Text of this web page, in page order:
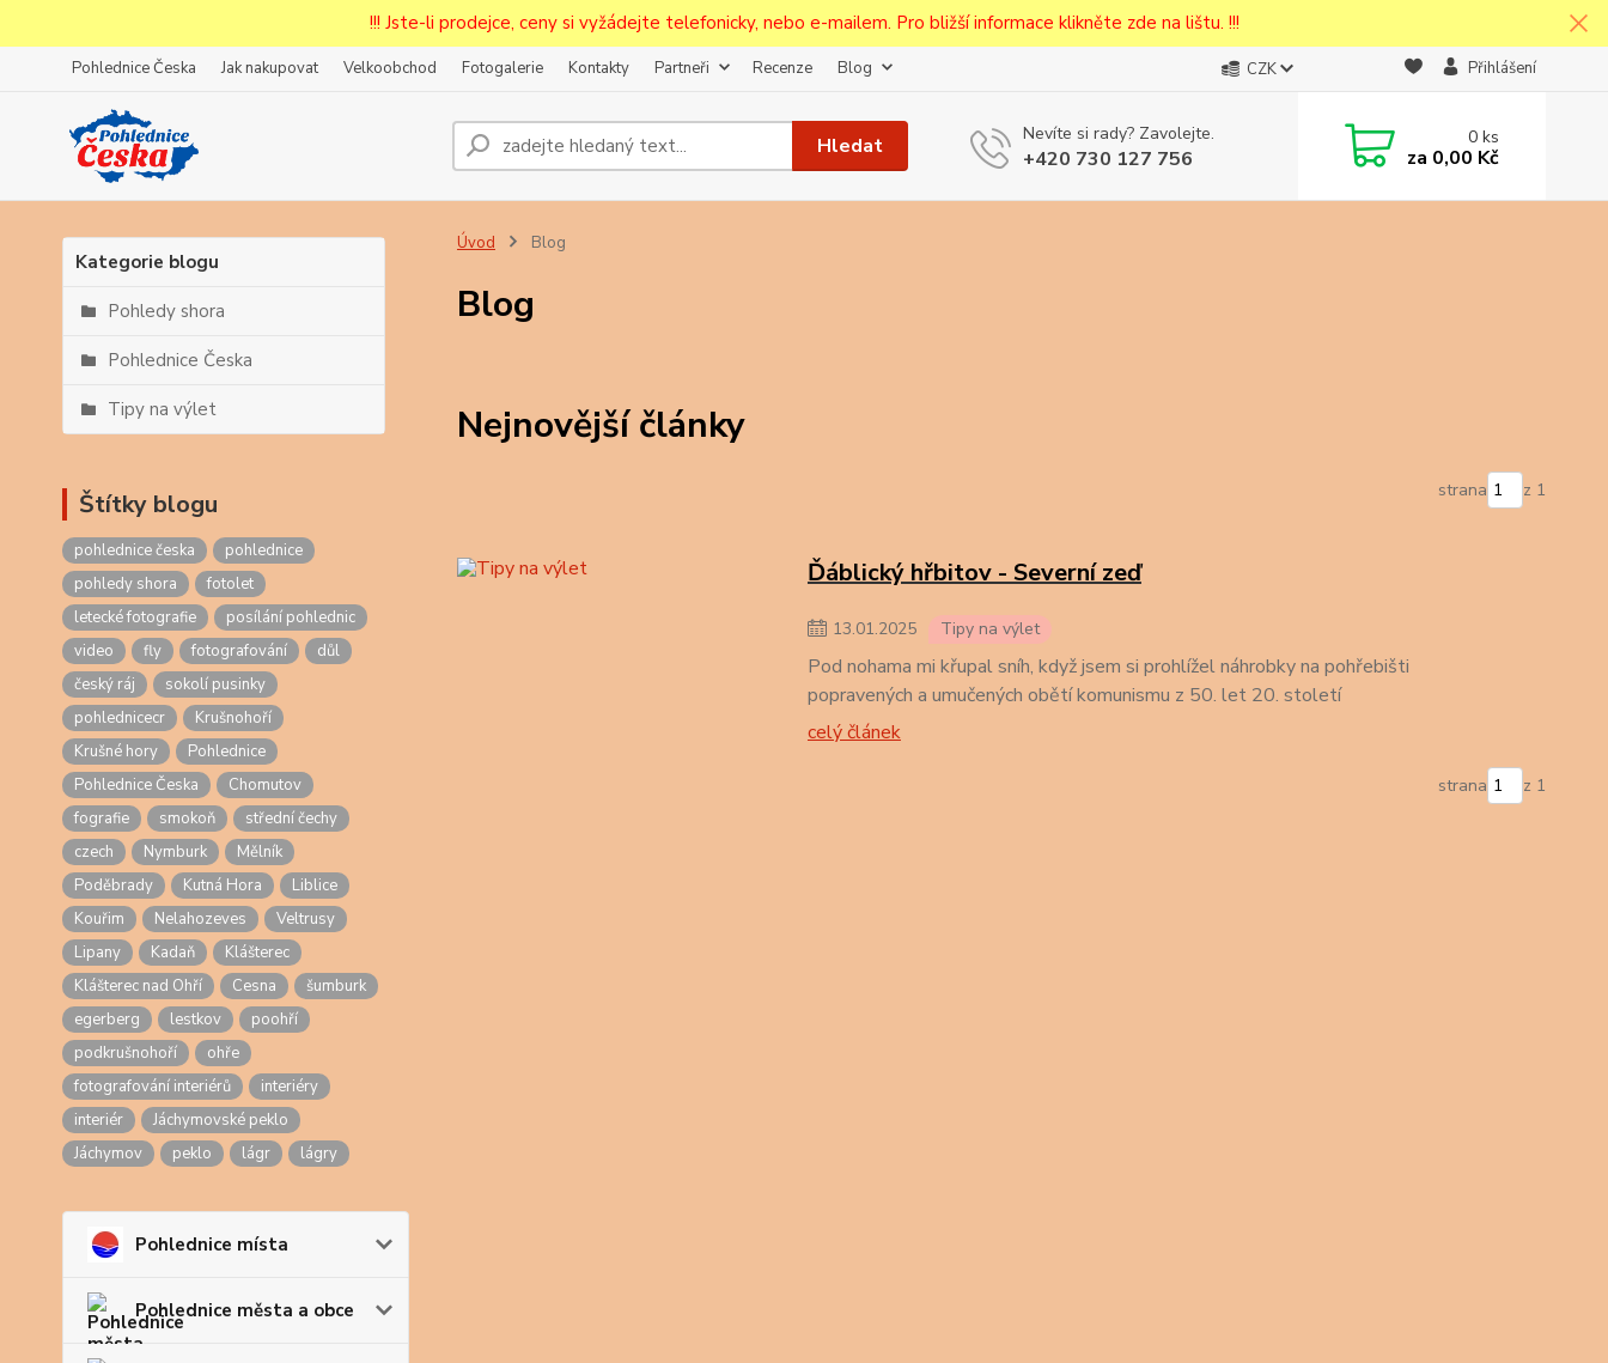
!!! Jste-li prodejce, ceny si vyžádejte telefonicky, nebo e-mailem. Pro bližší informace klikněte zde na lištu. !!!
Pohlednice Česka Jak nakupovat Velkoobchod Fotogalerie Kontakty Partneři Recenze Blog CZK Přihlášení
Hledat Nevíte si rady? Zavolejte.
+420 730 127 756
0ks
za 0,00 Kč
Kategorie blogu
Pohledy shora
Pohlednice Česka
Tipy na výlet
Štítky blogu
pohlednice česka
pohlednice
pohledy shora
fotolet
letecké fotografie
posílání pohlednic
video
fly fotografování
důl
český ráj
sokolí pusinky
pohlednicecr
Krušnohoří
Krušné hory
Pohlednice
Pohlednice Česka
Chomutov
fografie
smokoň
střední čechy
czech
Nymburk
Mělník
Poděbrady
Kutná Hora
Liblice
Kouřim
Nelahozeves
Veltrusy
Lipany
Kadaň
Klášterec
Klášterec nad Ohří
Cesna
šumburk
egerberg
lestkov
poohří
podkrušnohoří
ohře
fotografování interiérů
interiéry
interiér
Jáchymovské peklo
Jáchymov
peklo lágr lágry
Pohlednice místa
Pohlednice města a obce
Úvod Blog
Blog
Nejnovější články
strana z 1
Ďáblický hřbitov - Severní zeď
13.01.2025 Tipy na výlet
Pod nohama mi křupal sníh, když jsem si prohlížel náhrobky na pohřebišti
popravených a umučených obětí komunismu z 50. let 20. století
celý článek
strana z 1
Prodejcům bude po zaregistrování nastavena sleva, případně upravena cena v
první objednávce.